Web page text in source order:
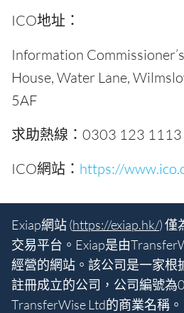
ICO地址：
Information
House, Water Lane,
5AF
求助熱線：0303 123 1113
ICO網站： https://
Exiap網站 (https://exiap.hk/) 僅
交易平台。Exiap是由
經營的網站。該公司是一家根
註冊成立的公司，公司編號為
TransferWise Ltd的商業名稱。